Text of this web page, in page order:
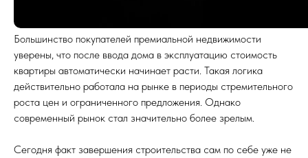
Большинство покупателей премиальной недвижимости
уверены, что после ввода дома в эксплуатацию стоимость
квартиры автоматически начинает расти. Такая логика
действительно работала на рынке в периоды стремительного
роста цен и ограниченного предложения. Однако
современный рынок стал значительно более зрелым.
Сегодня факт завершения строительства сам по себе уже не